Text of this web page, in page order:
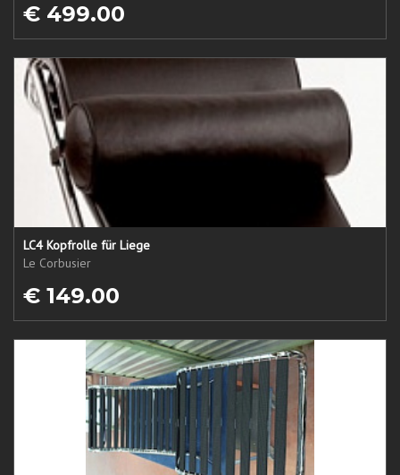
€ 499.00
LC4 Kopfrolle für Liege
Le Corbusier
€ 149.00